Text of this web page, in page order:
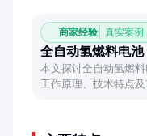
商家经验 真实案例
全自动氢燃料电池
本文探讨全自动氢燃
工作原理、技术特点